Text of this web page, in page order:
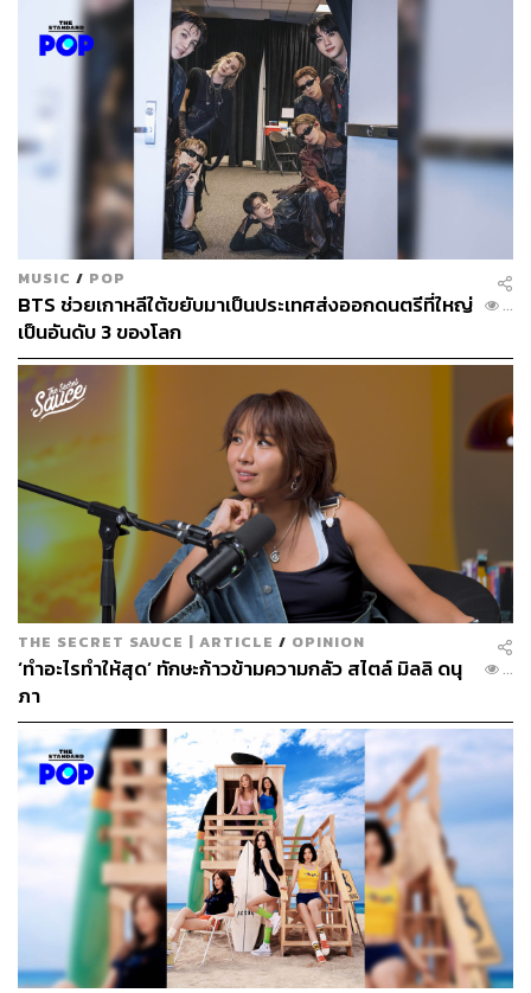
MUSIC / POP
BTS ช่วยเกาหลีใต้ขยับมาเป็นประเทศส่งออกดนตรีที่ใหญ่
เป็นอันดับ 3 ของโลก
...
THE SECRET SAUCE | ARTICLE / OPINION
‘ทำอะไรทำให้สุด’ ทักษะก้าวข้ามความกลัว สไตล์ มิลลิ ดนุ
ภา
...